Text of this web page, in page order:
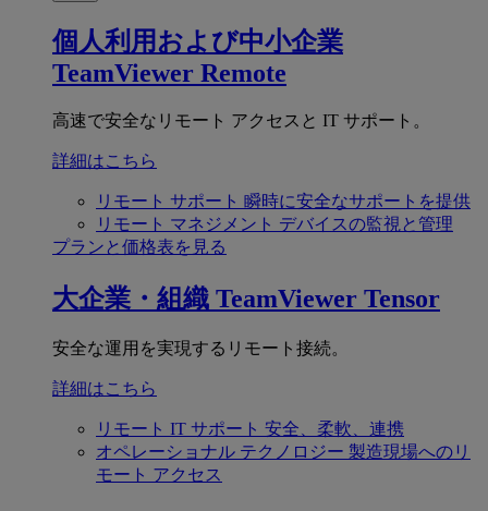
個人利用および中小企業
TeamViewer Remote
高速で安全なリモート アクセスと IT サポート。
詳細はこちら
リモート サポート 瞬時に安全なサポートを提供
リモート マネジメント デバイスの監視と管理
プランと価格表を見る
大企業・組織 TeamViewer Tensor
安全な運用を実現するリモート接続。
詳細はこちら
リモート IT サポート 安全、柔軟、連携
オペレーショナル テクノロジー 製造現場へのリ
モート アクセス